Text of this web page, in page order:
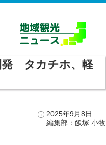
発 タカチホ、軽
2025年9月8日
編集部：飯塚 小牧